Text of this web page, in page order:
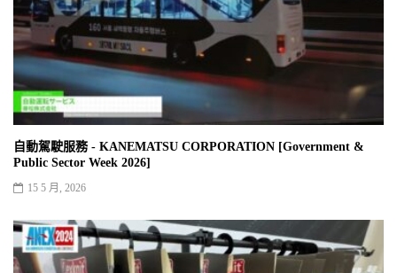
自動駕駛服務 - KANEMATSU CORPORATION [Government &
Public Sector Week 2026]
15 5 月, 2026